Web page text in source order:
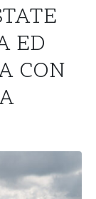
ED
CON